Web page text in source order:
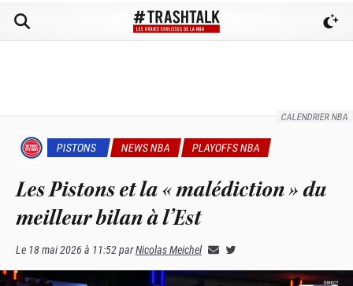
CALENDRIER NBA
PISTONS NEWS NBA PLAYOFFS NBA
Les Pistons et la « malédiction » du
meilleur bilan à l’Est
Le 18 mai 2026 à 11:52parNicolas Meichel